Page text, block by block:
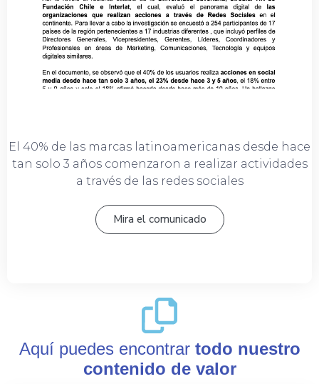
El 40% de las marcas latinoamericanas desde hace
tan solo 3 años comenzaron a realizar actividades
a través de las redes sociales
Mira el comunicado
Aquí puedes encontrar todo nuestro
contenido de valor